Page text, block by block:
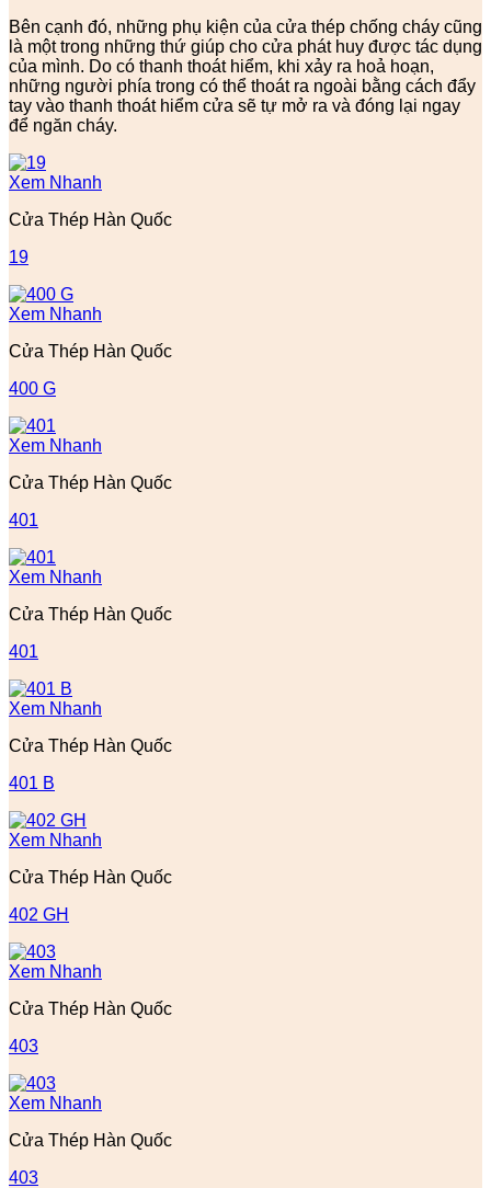
Bên cạnh đó, những phụ kiện của cửa thép chống cháy cũng
là một trong những thứ giúp cho cửa phát huy được tác dụng
của mình. Do có thanh thoát hiểm, khi xảy ra hoả hoạn,
những người phía trong có thể thoát ra ngoài bằng cách đẩy
tay vào thanh thoát hiểm cửa sẽ tự mở ra và đóng lại ngay
để ngăn cháy.
Xem Nhanh
Cửa Thép Hàn Quốc
19
Xem Nhanh
Cửa Thép Hàn Quốc
400 G
Xem Nhanh
Cửa Thép Hàn Quốc
401
Xem Nhanh
Cửa Thép Hàn Quốc
401
Xem Nhanh
Cửa Thép Hàn Quốc
401 B
Xem Nhanh
Cửa Thép Hàn Quốc
402 GH
Xem Nhanh
Cửa Thép Hàn Quốc
403
Xem Nhanh
Cửa Thép Hàn Quốc
403